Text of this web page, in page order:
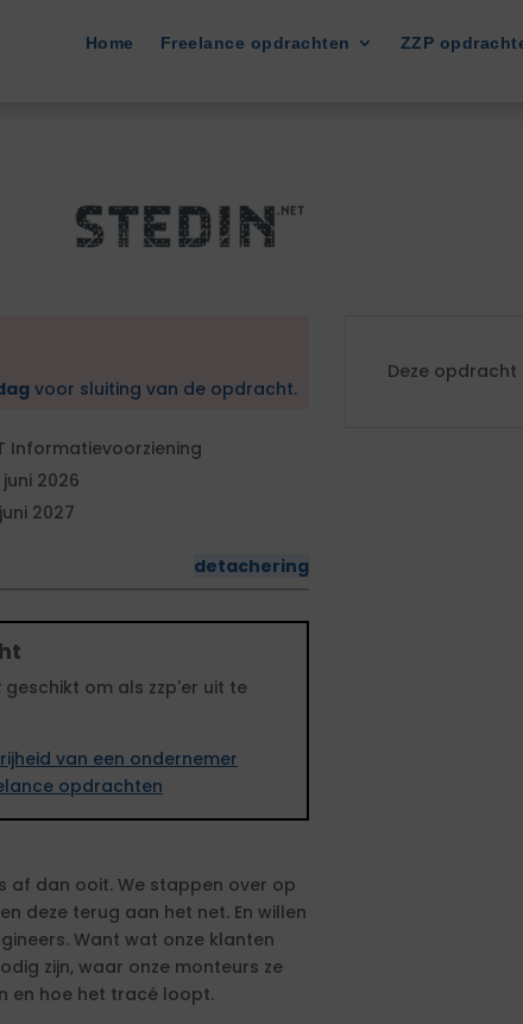
Home Freelance opdrachten ZZP
voor sluiting van de opdracht.
Informatievoorziening
detachering
2026
2027
geschikt om als zzp'er uit te
van een ondernemer
opdrachten
af dan ooit. We stappen over op
deze terug aan het net. En willen
Want wat onze klanten
zijn, waar onze monteurs ze
en hoe het tracé loopt.
Deze opdracht